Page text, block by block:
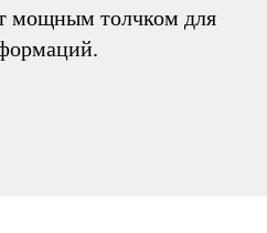
мощным толчком для